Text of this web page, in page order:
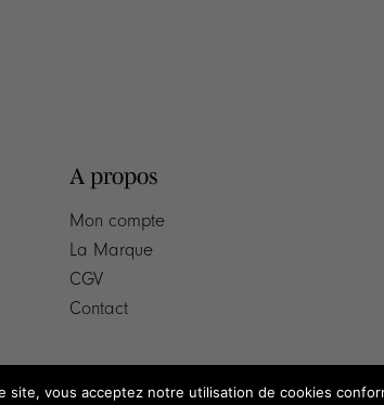
A propos
Mon compte
La Marque
CGV
Contact
vous acceptez notre utilisation de cookies